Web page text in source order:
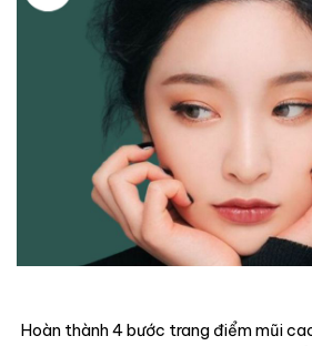
Hoàn thành 4 bước trang điểm mũi